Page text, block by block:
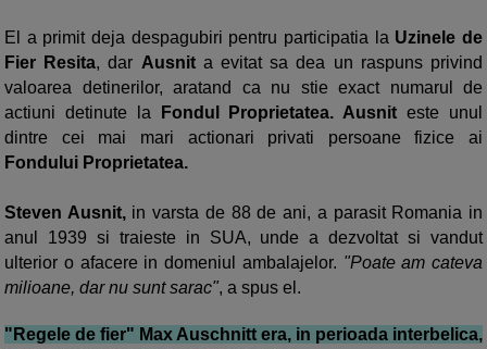
El a primit deja despagubiri pentru participatia la Uzinele de
Fier Resita, dar Ausnit a evitat sa dea un raspuns privind
valoarea detinerilor, aratand ca nu stie exact numarul de
actiuni detinute la
Fondul Proprietatea. Ausnit este unul
dintre cei mai mari actionari privati persoane fizice ai
Fondului Proprietatea.
Steven Ausnit,in varsta de 88 de ani, a parasit Romania in
anul 1939 si traieste in SUA, unde a dezvoltat si vandut
ulterior o afacere in domeniul ambalajelor. "Poate am cateva
milioane, dar nu sunt sarac", a spus el.
"Regele de fier" Max Auschnitt era, in perioada interbelica,